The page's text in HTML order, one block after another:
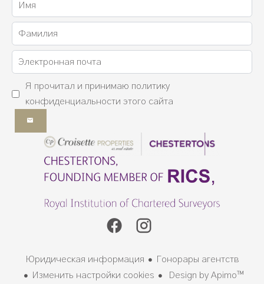
Я прочитал и принимаю политику
конфиденциальности этого сайта
Юридическая информация
Гонорары агентств
Изменить настройки cookies
Design by Apimo™